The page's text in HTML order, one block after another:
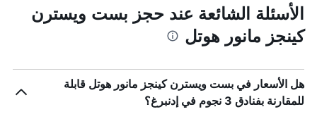
الأسئلة الشائعة عند حجز بست ويسترن
كينجز مانور هوتل
هل الأسعار في بست ويسترن كينجز مانور هوتل قابلة
للمقارنة بفنادق 3 نجوم في إدنبرغ؟